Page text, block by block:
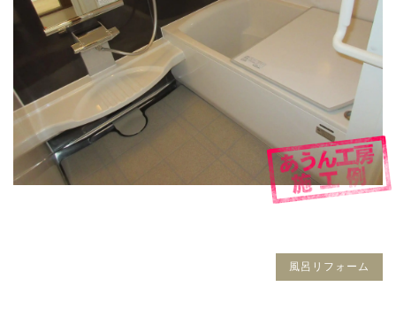
風呂リフォーム